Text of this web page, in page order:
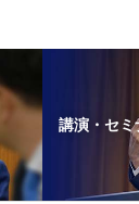
講演・セミ